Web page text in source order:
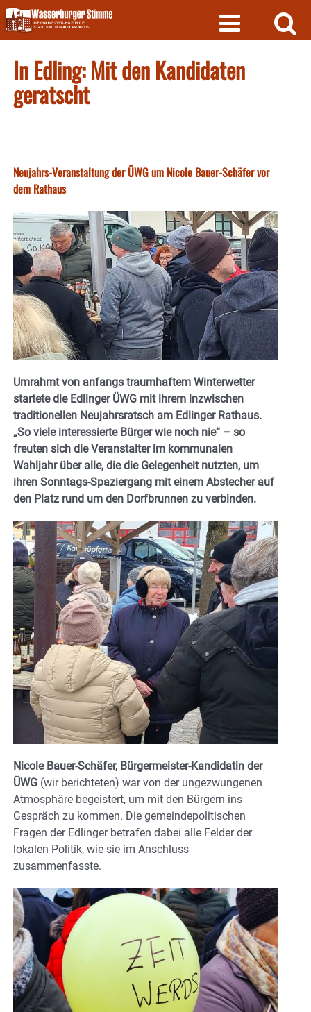
Skip
to
content
In Edling: Mit den Kandidaten
geratscht
Neujahrs-Veranstaltung der ÜWG um Nicole Bauer-Schäfer vor
dem Rathaus
Umrahmt von anfangs traumhaftem Winterwetter
startete die Edlinger ÜWG mit ihrem inzwischen
traditionellen Neujahrsratsch am Edlinger Rathaus.
„So viele interessierte Bürger wie noch nie“ – so
freuten sich die Veranstalter im kommunalen
Wahljahr über alle, die die Gelegenheit nutzten, um
ihren Sonntags-Spaziergang mit einem Abstecher auf
den Platz rund um den Dorfbrunnen zu verbinden.
Nicole Bauer-Schäfer, Bürgermeister-Kandidatin der
ÜWG (wir berichteten) war von der ungezwungenen
Atmosphäre begeistert, um mit den Bürgern ins
Gespräch zu kommen. Die gemeindepolitischen
Fragen der Edlinger betrafen dabei alle Felder der
lokalen Politik, wie sie im Anschluss
zusammenfasste.